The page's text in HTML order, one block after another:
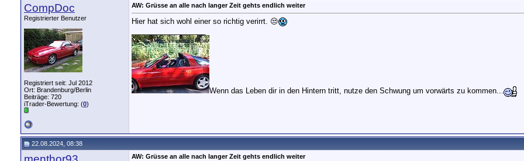
CompDoc
Registrierter Benutzer
Registriert seit: Jul 2012
Ort: Brandenburg/Berlin
Beiträge: 720
iTrader-Bewertung: (0)
AW: Grüsse an alle nach langer Zeit gehts endlich weiter
Hier hat sich wohl einer so richtig verirrt. 😒
Wenn das Leben dir in den Hintern tritt, nutze den Schwung um vorwärts zu kommen...
22.08.2024, 08:38
AW: Grüsse an alle nach langer Zeit gehts endlich weiter